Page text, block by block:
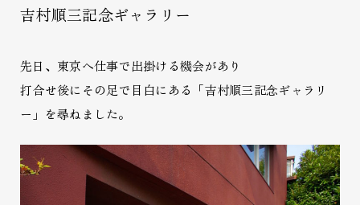
吉村順三記念ギャラリー
先日、東京へ仕事で出掛ける機会があり
打合せ後にその足で目白にある「吉村順三記念ギャラリ
ー」を尋ねました。